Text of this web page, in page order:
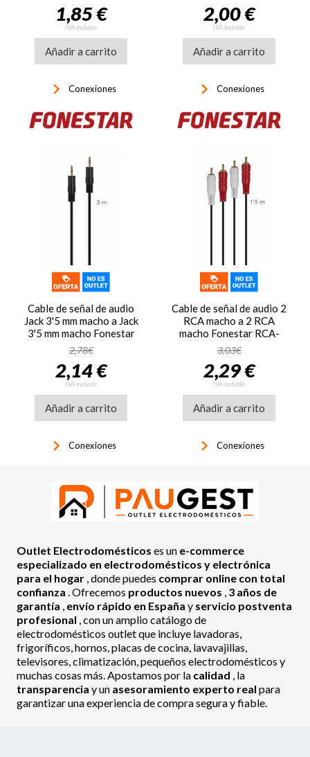
1,85 €
IVA incluido
Añadir a carrito
keyboard_arrow_right Conexiones
2,00 €
IVA incluido
Añadir a carrito
keyboard_arrow_right Conexiones
Cable de señal de audio
Jack 3'5 mm macho a Jack
3'5 mm macho Fonestar
JACK-MM-3
2,78€
2,14 €
IVA incluido
Añadir a carrito
keyboard_arrow_right Conexiones
Cable de señal de audio 2
RCA macho a 2 RCA
macho Fonestar RCA-
MM-1-5
3,03€
2,29 €
IVA incluido
Añadir a carrito
keyboard_arrow_right Conexiones
Outlet Electrodomésticos es un e-commerce
especializado en electrodomésticos y electrónica
para el hogar , donde puedes comprar online con total
confianza . Ofrecemos productos nuevos , 3 años de
garantía , envío rápido en España y servicio postventa
profesional , con un amplio catálogo de
electrodomésticos outlet que incluye lavadoras,
frigoríficos, hornos, placas de cocina, lavavajillas,
televisores, climatización, pequeños electrodomésticos y
muchas cosas más. Apostamos por la calidad , la
transparencia y un asesoramiento experto real para
garantizar una experiencia de compra segura y fiable.